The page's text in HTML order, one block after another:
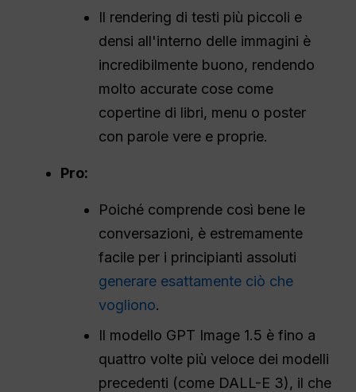
Il rendering di testi più piccoli e
densi all'interno delle immagini è
incredibilmente buono, rendendo
molto accurate cose come
copertine di libri, menu o poster
con parole vere e proprie.
Pro:
Poiché comprende così bene le
conversazioni, è estremamente
facile per i principianti assoluti
generare esattamente ciò che
vogliono.
Il modello GPT Image 1.5 è fino a
quattro volte più veloce dei modelli
precedenti (come DALL-E 3), il che